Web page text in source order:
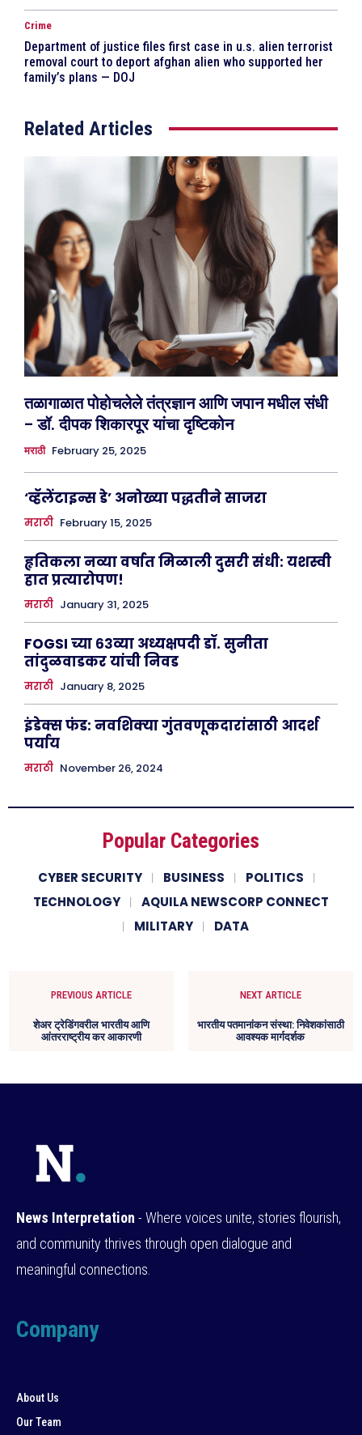
Crime
Department of justice files first case in u.s. alien terrorist
removal court to deport afghan alien who supported her
family’s plans — DOJ
Related Articles
तळागाळात पोहोचलेले तंत्रज्ञान आणि जपान मधील संधी
– डॉ. दीपक शिकारपूर यांचा दृष्टिकोन
मराठी February 25, 2025
‘व्हॅलेंटाइन्स डे’ अनोख्या पद्धतीने साजरा
मराठी February 15, 2025
हृतिकला नव्या वर्षात मिळाली दुसरी संधी: यशस्वी
हात प्रत्यारोपण!
मराठी January 31, 2025
FOGSI च्या ६३व्या अध्यक्षपदी डॉ. सुनीता
तांदुळवाडकर यांची निवड
मराठी January 8, 2025
इंडेक्स फंड: नवशिक्या गुंतवणूकदारांसाठी आदर्श
पर्याय
मराठी November 26, 2024
Popular Categories
CYBER SECURITY BUSINESS
POLITICS
TECHNOLOGY
AQUILA NEWSCORP CONNECT
MILITARY
DATA
PREVIOUS ARTICLE
शेअर ट्रेडिंगवरील भारतीय आणि
आंतरराष्ट्रीय कर आकारणी
NEXT ARTICLE
भारतीय पतमानांकन संस्था: निवेशकांसाठी
आवश्यक मार्गदर्शक
News Interpretation - Where voices unite, stories flourish,
and community thrives through open dialogue and
meaningful connections.
Company
About Us
Our Team